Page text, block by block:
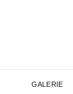
GALERIE